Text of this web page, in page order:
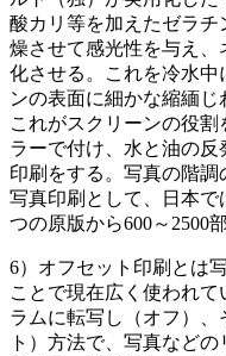
酸カリ等を加えたゼラ
燥させて感光性を与え
化させる。これを冷水
ンの表面に細かな縮緬じ
これがスクリーンの役
ラーで付け、水と油の
印刷をする。写真の階
写真印刷として、日本
つの原版から600～2500
6）オフセット印刷とは
ことで現在広く使われ
ラムに転写し（オフ）
ト）方法で、写真など